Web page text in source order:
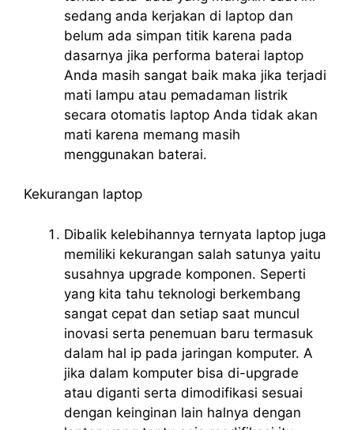
sedang anda kerjakan di laptop dan
belum ada simpan titik karena pada
dasarnya jika performa baterai laptop
Anda masih sangat baik maka jika terjadi
mati lampu atau pemadaman listrik
secara otomatis laptop Anda tidak akan
mati karena memang masih
menggunakan baterai.
Kekurangan laptop
Dibalik kelebihannya ternyata laptop juga
memiliki kekurangan salah satunya yaitu
susahnya upgrade komponen. Seperti
yang kita tahu teknologi berkembang
sangat cepat dan setiap saat muncul
inovasi serta penemuan baru termasuk
dalam hal ip pada jaringan komputer. A
jika dalam komputer bisa di-upgrade
atau diganti serta dimodifikasi sesuai
dengan keinginan lain halnya dengan